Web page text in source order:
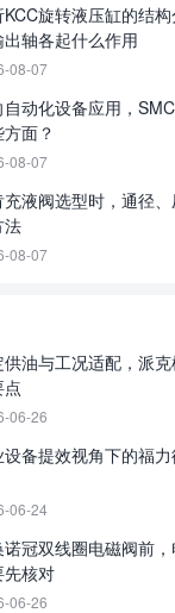
KCC旋转液压缸的结
出轴各起什么作用
08-07
自动化设备应用，
面？
08-07
充液阀选型时，通径
法
08-07
供油与工况适配，派
点
06-26
设备提效视角下的福
06-24
诺冠双线圈电磁阀前
先核对
06-26